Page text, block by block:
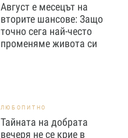
Август е месецът на
вторите шансове: Защо
точно сега най-често
променяме живота си
ЛЮБОПИТНО
Тайната на добрата
вечеря не се крие в